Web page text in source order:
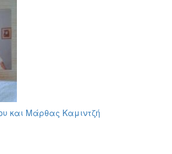
και Μάρθας Καμιντζή